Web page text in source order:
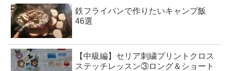
鉄フライパンで作りたいキャンプ飯
46選
【中級編】セリア刺繍プリントクロス
ステッチレッスン③ロング＆ショート